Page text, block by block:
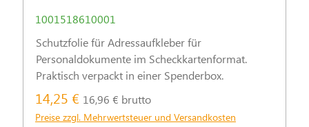
1001518610001
Schutzfolie für Adressaufkleber für
Personaldokumente im Scheckkartenformat.
Praktisch verpackt in einer Spenderbox.
14,25 € 16,96 € brutto
Preise zzgl. Mehrwertsteuer und Versandkosten